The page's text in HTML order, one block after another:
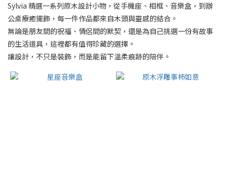
Sylvia 精選一系列原木設計小物，從手機座、相框、音樂盒，到辦
公桌療癒擺飾，每一件作品都來自木頭與靈感的結合。
無論是朋友間的祝福、情侶間的默契，還是為自己挑選一份有故事
的生活道具，這裡都有值得珍藏的選擇。
讓設計，不只是裝飾，而是能留下溫柔痕跡的陪伴。